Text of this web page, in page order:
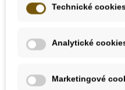
PlanToys Hasičské
Technické
Analytické
Marketingové